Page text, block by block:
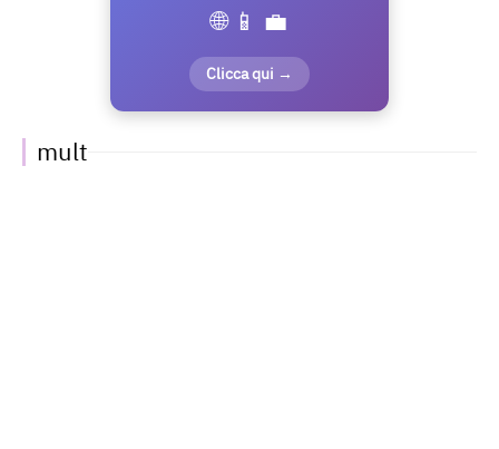
🌐 📱 💼
Clicca qui →
mult